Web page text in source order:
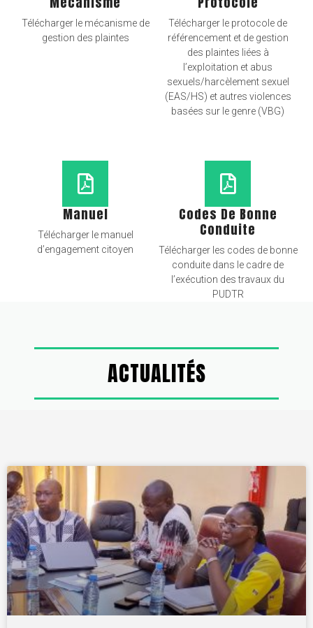
Télécharger le mécanisme de
gestion des plaintes
Télécharger le protocole de
référencement et de gestion
des plaintes liées à
l’exploitation et abus
sexuels/harcèlement sexuel
(EAS/HS) et autres violences
basées sur le genre (VBG)
Manuel
Télécharger le manuel
d’engagement citoyen
Codes De Bonne
Conduite
Télécharger les codes de bonne
conduite dans le cadre de
l’exécution des travaux du
PUDTR
ACTUALITÉS